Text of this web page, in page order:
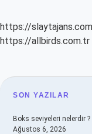
https://slaytajans.com
https://allbirds.com.tr
SON YAZILAR
Boks seviyeleri nelerdir ?
Ağustos 6, 2026